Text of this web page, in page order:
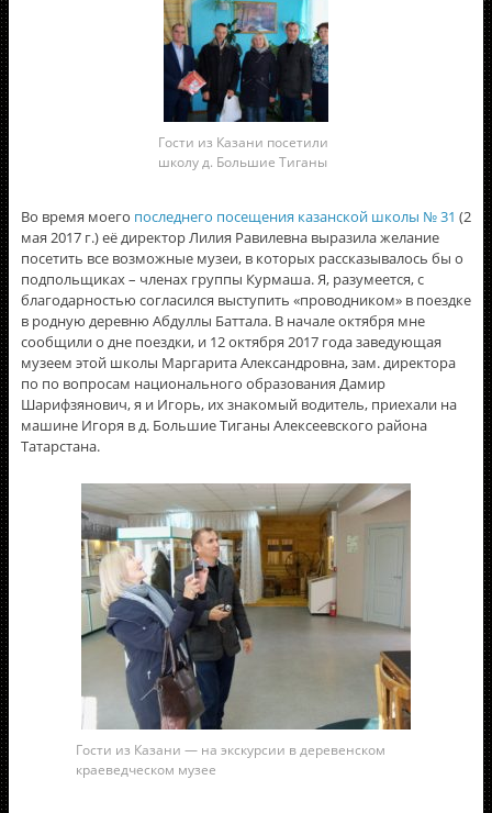
Гости из Казани посетили
школу д. Большие Тиганы
Во время моего последнего посещения казанской школы № 31 (2
мая 2017 г.) её директор Лилия Равилевна выразила желание
посетить все возможные музеи, в которых рассказывалось бы о
подпольщиках – членах группы Курмаша. Я, разумеется, с
благодарностью согласился выступить «проводником» в поездке
в родную деревню Абдуллы Баттала. В начале октября мне
сообщили о дне поездки, и 12 октября 2017 года заведующая
музеем этой школы Маргарита Александровна, зам. директора
по по вопросам национального образования Дамир
Шарифзянович, я и Игорь, их знакомый водитель, приехали на
машине Игоря в д. Большие Тиганы Алексеевского района
Татарстана.
Гости из Казани — на экскурсии в деревенском
краеведческом музее